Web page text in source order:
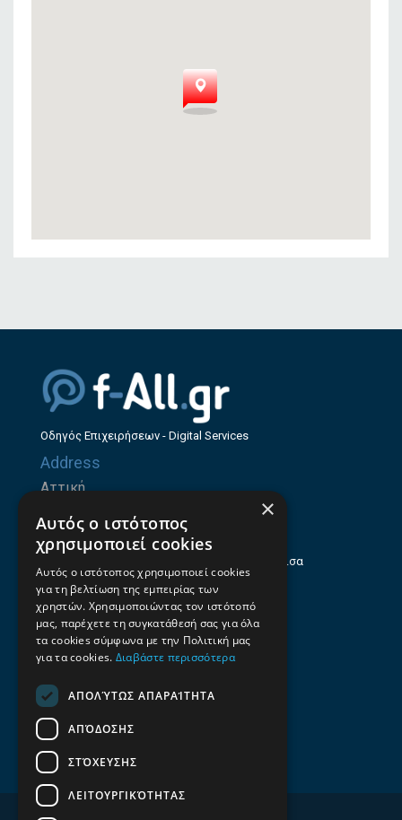
Οδηγός Επιχειρήσεων - Digital Services
Address
Αττική
Θεσσαλία
Ηρώων Πολυτεχνείου 214 (1ος Όροφος), Λάρισα
Επαγγελματικός οδηγός Λάρισας
Emails
Contacts
+30 2106100088
+30 2410533884
×
Αυτός ο ιστότοπος
χρησιμοποιεί cookies
Αυτός ο ιστότοπος χρησιμοποιεί cookies
για τη βελτίωση της εμπειρίας των
χρηστών. Χρησιμοποιώντας τον ιστότοπό
μας, παρέχετε τη συγκατάθεσή σας για όλα
τα cookies σύμφωνα με την Πολιτική μας
για τα cookies. Διαβάστε περισσότερα
ΑΠΟΛΎΤΩΣ ΑΠΑΡΑΊΤΗΤΑ
ΑΠΌΔΟΣΗΣ
ΣΤΌΧΕΥΣΗΣ
ΛΕΙΤΟΥΡΓΙΚΌΤΗΤΑΣ